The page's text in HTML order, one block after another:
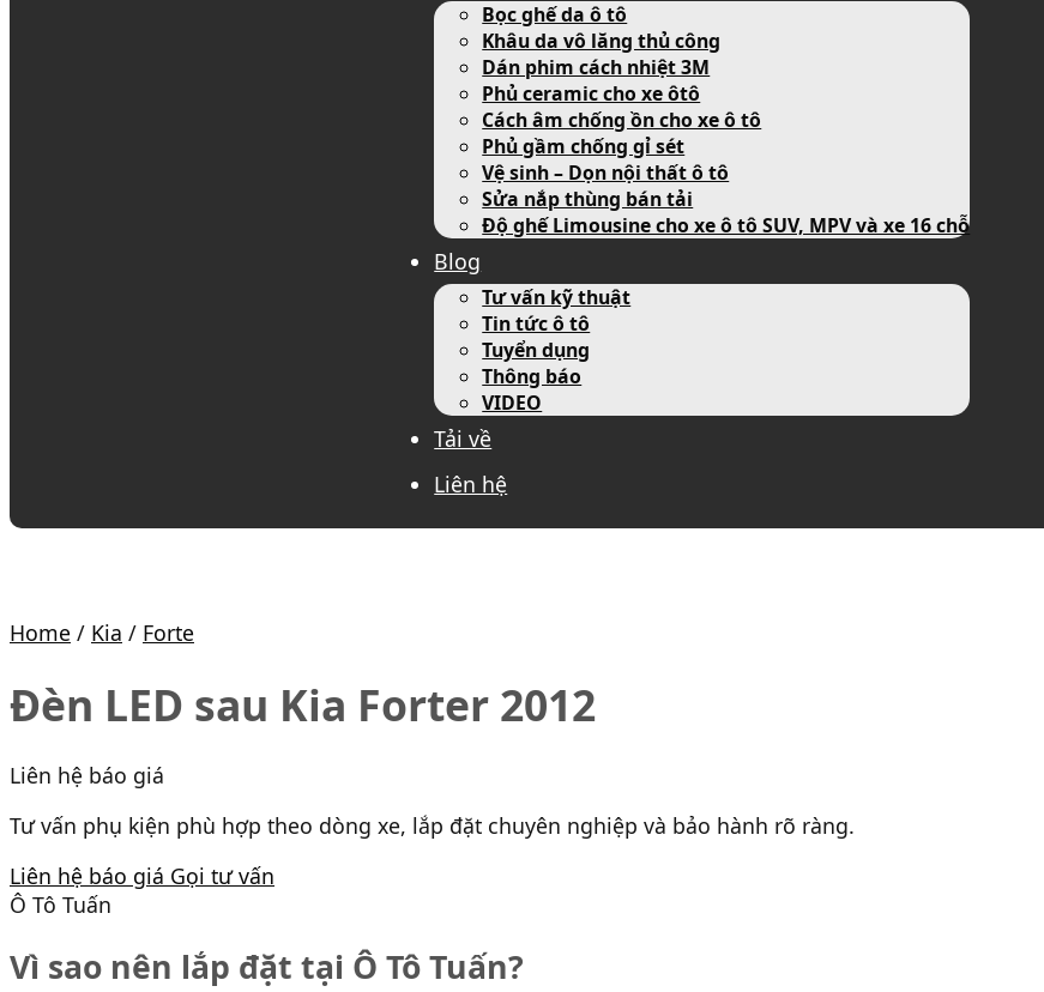
Bọc ghế da ô tô
Khâu da vô lăng thủ công
Dán phim cách nhiệt 3M
Phủ ceramic cho xe ôtô
Cách âm chống ồn cho xe ô tô
Phủ gầm chống gỉ sét
Vệ sinh – Dọn nội thất ô tô
Sửa nắp thùng bán tải
Độ ghế Limousine cho xe ô tô SUV, MPV và xe 16 chỗ
Blog
Tư vấn kỹ thuật
Tin tức ô tô
Tuyển dụng
Thông báo
VIDEO
Tải về
Liên hệ
Home / Kia / Forte
Đèn LED sau Kia Forter 2012
Liên hệ báo giá
Tư vấn phụ kiện phù hợp theo dòng xe, lắp đặt chuyên nghiệp và bảo hành rõ ràng.
Liên hệ báo giá Gọi tư vấn
Ô Tô Tuấn
Vì sao nên lắp đặt tại Ô Tô Tuấn?